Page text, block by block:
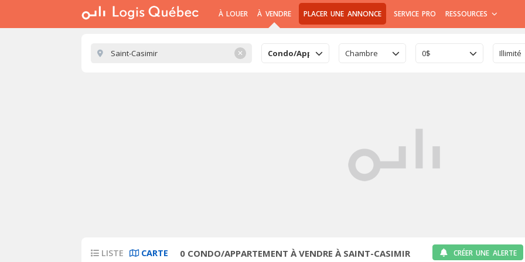
À LOUER À VENDRE PLACER UNE ANNONCE SERVICE PRO RESSOURCES
✕ Condo/AppartementChambre 0$ Illimité
LISTE CARTE 0 CONDO/APPARTEMENT À VENDRE À SAINT-CASIMIR CRÉER UNE ALERTE